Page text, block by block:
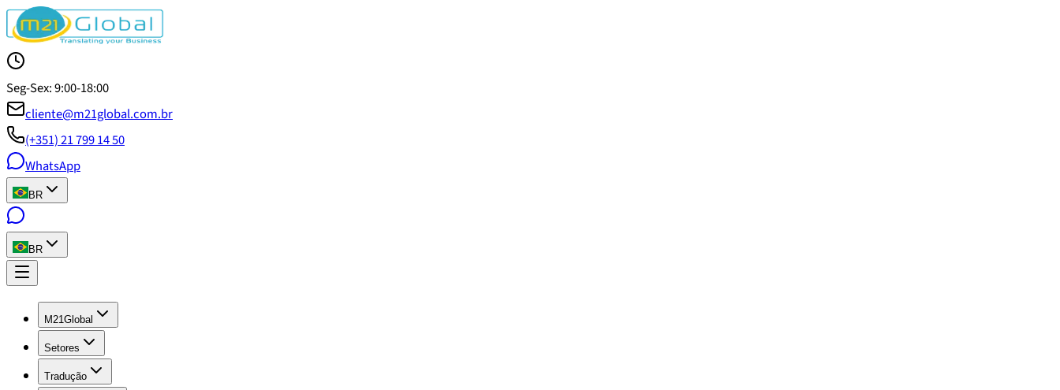
Seg-Sex: 9:00-18:00
cliente@m21global.com.br
(+351) 21 799 14 50
WhatsApp
BR
BR
M21Global
Setores
Tradução